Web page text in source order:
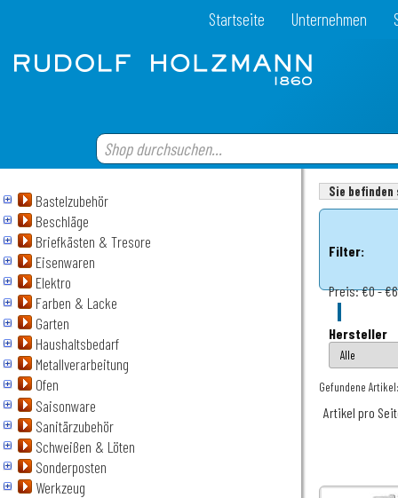
Startseite Unternehmen
Bastelzubehör
Beschläge
Briefkästen & Tresore
Eisenwaren
Elektro
Farben & Lacke
Garten
Haushaltsbedarf
Metallverarbeitung
Ofen
Saisonware
Sanitärzubehör
Schweißen & Löten
Sonderposten
Werkzeug
Sie
Filter:
Preis:€0 -
Hersteller
Gefundene
Artikel pro